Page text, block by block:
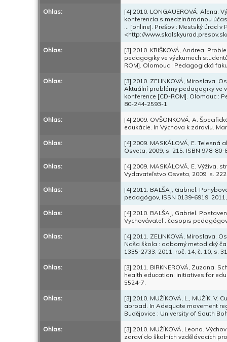
Ohlas:
[4] 2010. LONGAUEROVÁ, Alena.
konferencia s medzinárodnou
... [online]. Prešov : Mestský úrad v
<http://
Ohlas:
[3] 2010. KRIŠKOVÁ, Andrea.
pedagogiky ve výzkumech
ROM]. Olomouc : Pedagogická
Ohlas:
[3] 2010. ZELINKOVÁ, Miroslava.
Aktuální problémy pedagogiky ve
konference [CD-ROM]. Olomouc :
80-244-2593-1.
Ohlas:
[4] 2009. OVŠONKOVÁ, A.
edukácie. In Výchova k zdraviu.
Ohlas:
[4] 2009. MASKÁLOVÁ, E.
Osveta, 2009, s. 215. ISBN 978-
Ohlas:
[4] 2009. MASKÁLOVÁ, E. Výživa,
Vydavateľstvo Osveta, 2009, s.
Ohlas:
[4] 2011. BALŠAJ, Gabriel.
pedagógov, ISSN 0139-6919.
Ohlas:
[4] 2010. BALŠAJ, Gabriel.
Vychovávateľ : časopis
Ohlas:
[4] 2011. ZELINKOVÁ, Miroslava.
Naša škola : odborný metodický
1335-2733. 2011, roč. 14, č. 10, s.
Ohlas:
[3] 2011. BIRKNEROVÁ, Zuzana.
health education: initiatives for
5524-7.
Ohlas:
[3] 2010. MUŽÍKOVÁ, L., MUŽÍK,
abroad. In Adequate movement
Budějovice : University of South
Ohlas:
[3] 2010. MUŽÍKOVÁ, Leona.
zdraví do školních vzdělávacích